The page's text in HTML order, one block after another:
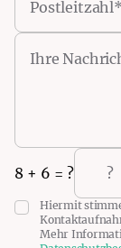
8 + 6 = ?
Hiermit
Mehr